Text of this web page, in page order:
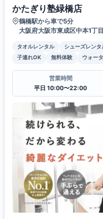
かたぎり塾緑橋店
鶴橋駅から車で5分
大阪府大阪市東成区中本1丁
タオルレンタル シューズレンタ
子連れOK
無料体験 ウォー
営業時間
平日 10:00〜22:00